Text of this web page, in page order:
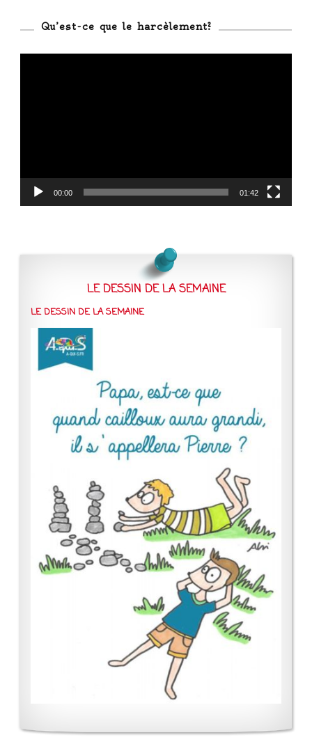
Qu’est-ce que le harcèlement?
00:00 01:42
LE DESSIN DE LA SEMAINE
LE DESSIN DE LA SEMAINE